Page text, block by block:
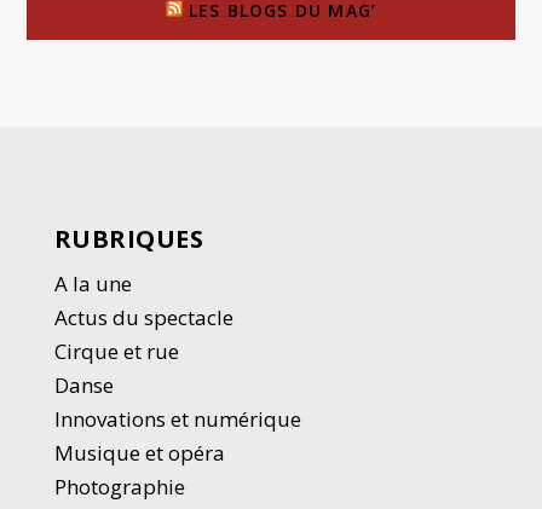
LES BLOGS DU MAG’
RUBRIQUES
A la une
Actus du spectacle
Cirque et rue
Danse
Innovations et numérique
Musique et opéra
Photographie